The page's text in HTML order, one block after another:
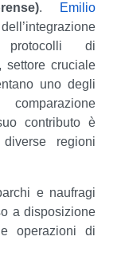
.
Emilio
protocolli di
settore cruciale
uno degli
contributo è
regioni
e naufragi
a disposizione
operazioni di